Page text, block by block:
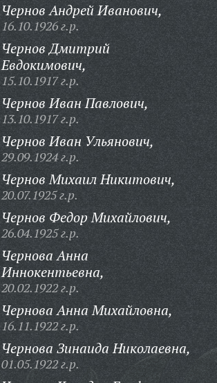
Чернов Андрей Иванович,
16.10.1926 г.р.
Чернов Дмитрий
Евдокимович,
15.10.1917 г.р.
Чернов Иван Павлович,
13.10.1917 г.р.
Чернов Иван Ульянович,
29.09.1924 г.р.
Чернов Михаил Никитович,
20.07.1925 г.р.
Чернов Федор Михайлович,
26.04.1925 г.р.
Чернова Анна
Иннокентьевна,
20.02.1922 г.р.
Чернова Анна Михайловна,
16.11.1922 г.р.
Чернова Зинаида Николаевна,
01.05.1922 г.р.